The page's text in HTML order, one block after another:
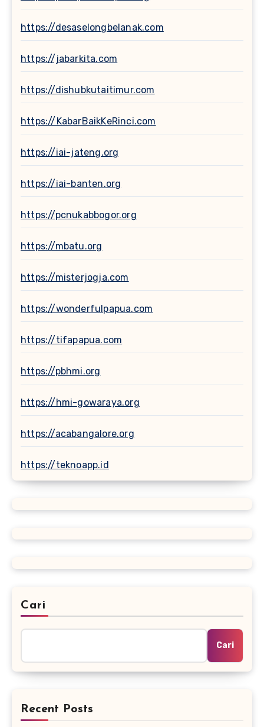
https://desaselongbelanak.com
https://jabarkita.com
https://dishubkutaitimur.com
https://KabarBaikKeRinci.com
https://iai-jateng.org
https://iai-banten.org
https://pcnukabbogor.org
https://mbatu.org
https://misterjogja.com
https://wonderfulpapua.com
https://tifapapua.com
https://pbhmi.org
https://hmi-gowaraya.org
https://acabangalore.org
https://teknoapp.id
Cari
Cari
Recent Posts